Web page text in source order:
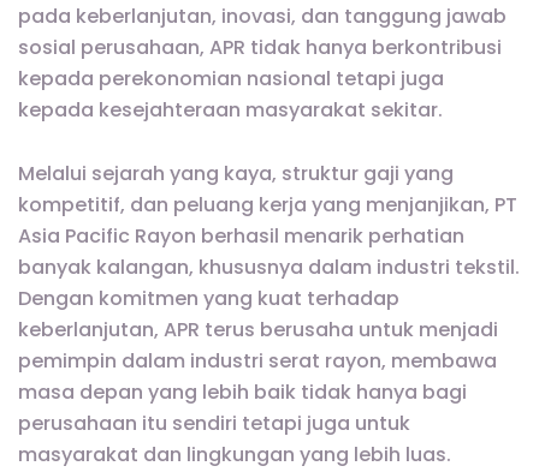
pada keberlanjutan, inovasi, dan tanggung jawab
sosial perusahaan, APR tidak hanya berkontribusi
kepada perekonomian nasional tetapi juga
kepada kesejahteraan masyarakat sekitar.
Melalui sejarah yang kaya, struktur gaji yang
kompetitif, dan peluang kerja yang menjanjikan, PT
Asia Pacific Rayon berhasil menarik perhatian
banyak kalangan, khususnya dalam industri tekstil.
Dengan komitmen yang kuat terhadap
keberlanjutan, APR terus berusaha untuk menjadi
pemimpin dalam industri serat rayon, membawa
masa depan yang lebih baik tidak hanya bagi
perusahaan itu sendiri tetapi juga untuk
masyarakat dan lingkungan yang lebih luas.